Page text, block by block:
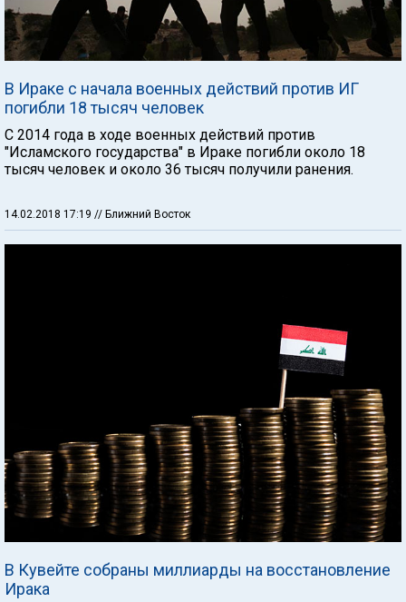
В Ираке с начала военных действий против ИГ
погибли 18 тысяч человек
С 2014 года в ходе военных действий против
"Исламского государства" в Ираке погибли около 18
тысяч человек и около 36 тысяч получили ранения.
14.02.2018 17:19 // Ближний Восток
В Кувейте собраны миллиарды на восстановление
Ирака